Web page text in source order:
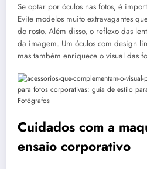
Se optar por óculos nas fotos, é
Evite modelos muito extravagantes
do rosto. Além disso, o reflexo das
da imagem. Um óculos com design
mas também enriquece o visual das
Cuidados com a
ensaio corporativo